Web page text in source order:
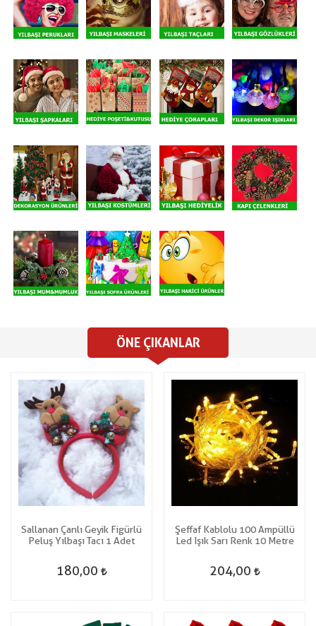
ÖNE ÇIKANLAR
Sallanan Çanlı Geyik Figürlü
Peluş Yılbaşı Tacı 1 Adet
180,00
Şeffaf Kablolu 100 Ampüllü
Led Işık Sarı Renk 10 Metre
204,00